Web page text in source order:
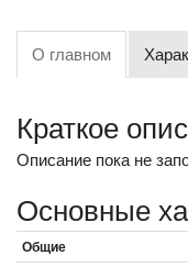
О главном
Краткое
Описание пока не
Основные
Общие